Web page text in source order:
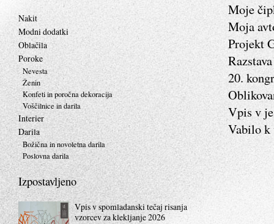
Nakit
Modni dodatki
Oblačila
Poroke
Nevesta
Ženin
Konfeti in poročna dekoracija
Voščilnice in darila
Interier
Darila
Božična in novoletna darila
Poslovna darila
Izpostavljeno
Vpis v spomladanski tečaj risanja
vzorcev za klekljanje 2026
Moje
Moja
Projekt
20.
Vpis v
Vabilo k